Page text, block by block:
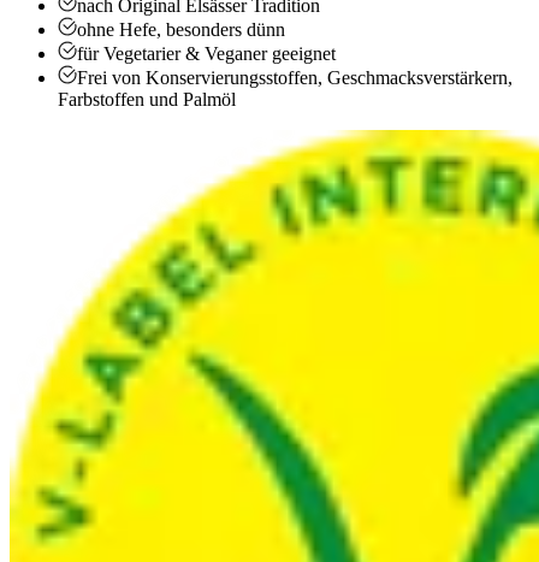
nach Original Elsässer Tradition
ohne Hefe, besonders dünn
für Vegetarier & Veganer geeignet
Frei von Konservierungsstoffen, Geschmacksverstärkern,
Farbstoffen und Palmöl